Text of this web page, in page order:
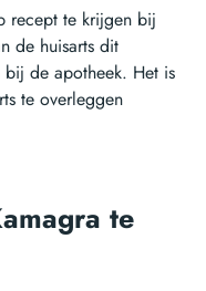
recept te krijgen bij
de huisarts dit
de apotheek. Het is
te overleggen
te